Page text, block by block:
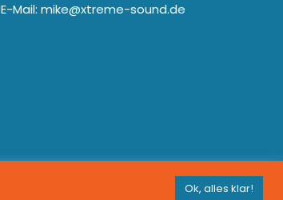
E-Mail: mike@xtreme-sound.de
Ok, alles klar!